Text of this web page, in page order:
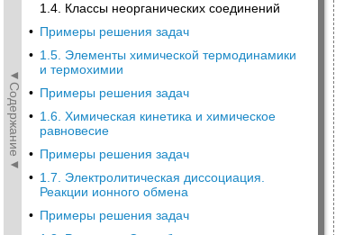
◄Содержание◄
1.4. Классы неорганических соединений
• Примеры решения задач
• 1.5. Элементы химической термодинамики
и термохимии
• Примеры решения задач
• 1.6. Химическая кинетика и химическое
равновесие
• Примеры решения задач
• 1.7. Электролитическая диссоциация.
Реакции ионного обмена
• Примеры решения задач